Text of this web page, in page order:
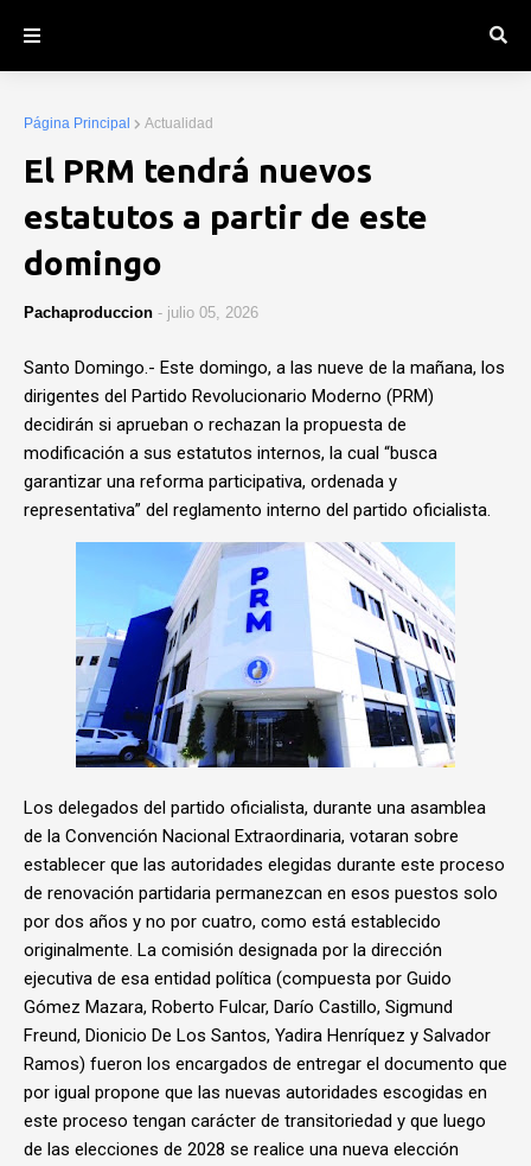
Página Principal Actualidad
El PRM tendrá nuevos
estatutos a partir de este
domingo
Pachaproduccion - julio 05, 2026
Santo Domingo.- Este domingo, a las nueve de la mañana, los
dirigentes del Partido Revolucionario Moderno (PRM)
decidirán si aprueban o rechazan la propuesta de
modificación a sus estatutos internos, la cual “busca
garantizar una reforma participativa, ordenada y
representativa” del reglamento interno del partido oficialista.
Los delegados del partido oficialista, durante una asamblea
de la Convención Nacional Extraordinaria, votaran sobre
establecer que las autoridades elegidas durante este proceso
de renovación partidaria permanezcan en esos puestos solo
por dos años y no por cuatro, como está establecido
originalmente. La comisión designada por la dirección
ejecutiva de esa entidad política (compuesta por Guido
Gómez Mazara, Roberto Fulcar, Darío Castillo, Sigmund
Freund, Dionicio De Los Santos, Yadira Henríquez y Salvador
Ramos) fueron los encargados de entregar el documento que
por igual propone que las nuevas autoridades escogidas en
este proceso tengan carácter de transitoriedad y que luego
de las elecciones de 2028 se realice una nueva elección